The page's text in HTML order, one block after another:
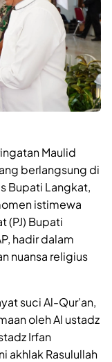
Maulid
berlangsung di
Bupati Langkat,
istimewa
(PJ) Bupati
hadir dalam
nuansa religius
suci Al-Qur’an,
oleh Al ustadz
Irfan
akhlak Rasulullah